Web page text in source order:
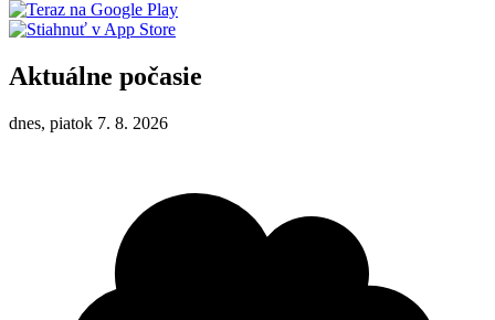
Aktuálne počasie
dnes, piatok 7. 8. 2026